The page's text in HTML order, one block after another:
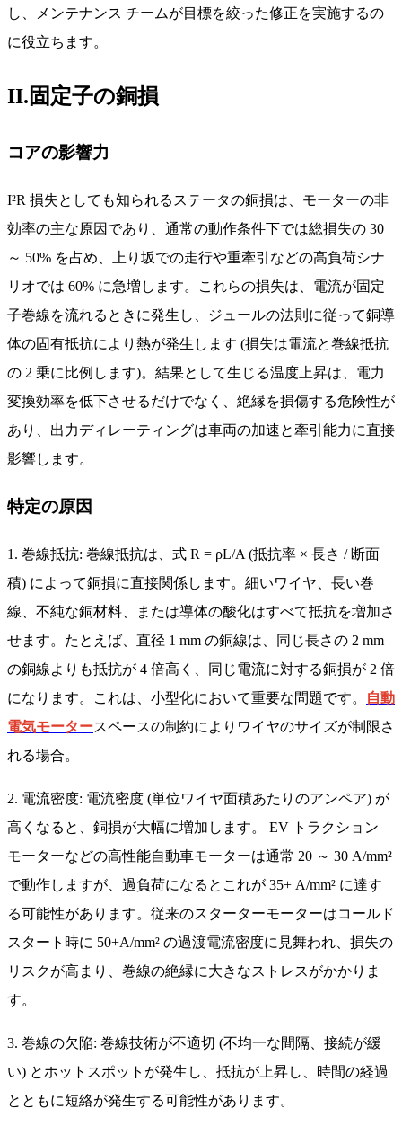
し、メンテナンス チームが目標を絞った修正を実施するの
に役立ちます。
II.固定子の銅損
コアの影響力
I²R 損失としても知られるステータの銅損は、モーターの非
効率の主な原因であり、通常の動作条件下では総損失の 30
～ 50% を占め、上り坂での走行や重牽引などの高負荷シナ
リオでは 60% に急増します。これらの損失は、電流が固定
子巻線を流れるときに発生し、ジュールの法則に従って銅導
体の固有抵抗により熱が発生します (損失は電流と巻線抵抗
の 2 乗に比例します)。結果として生じる温度上昇は、電力
変換効率を低下させるだけでなく、絶縁を損傷する危険性が
あり、出力ディレーティングは車両の加速と牽引能力に直接
影響します。
特定の原因
1. 巻線抵抗: 巻線抵抗は、式 R = ρL/A (抵抗率 × 長さ / 断面
積) によって銅損に直接関係します。細いワイヤ、長い巻
線、不純な銅材料、または導体の酸化はすべて抵抗を増加さ
せます。たとえば、直径 1 mm の銅線は、同じ長さの 2 mm
の銅線よりも抵抗が 4 倍高く、同じ電流に対する銅損が 2 倍
になります。これは、小型化において重要な問題です。
自動
電気モータースペースの制約によりワイヤのサイズが制限さ
れる場合。
2. 電流密度: 電流密度 (単位ワイヤ面積あたりのアンペア) が
高くなると、銅損が大幅に増加します。 EV トラクション
モーターなどの高性能自動車モーターは通常 20 ～ 30 A/mm²
で動作しますが、過負荷になるとこれが 35+ A/mm² に達す
る可能性があります。従来のスターターモーターはコールド
スタート時に 50+A/mm² の過渡電流密度に見舞われ、損失の
リスクが高まり、巻線の絶縁に大きなストレスがかかりま
す。
3. 巻線の欠陥: 巻線技術が不適切 (不均一な間隔、接続が緩
い) とホットスポットが発生し、抵抗が上昇し、時間の経過
とともに短絡が発生する可能性があります。